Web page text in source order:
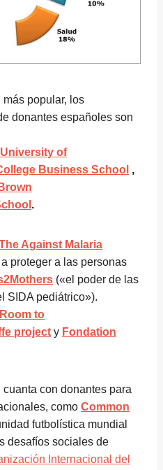
popular, los
donantes españoles son
of
Business School ,
Brown
.
Against Malaria
proteger a las personas
(«el poder de las
SIDA pediátrico»).
Room to
project y Fondation
con donantes para
como Common
futbolística mundial
desafíos sociales de
Internacional del